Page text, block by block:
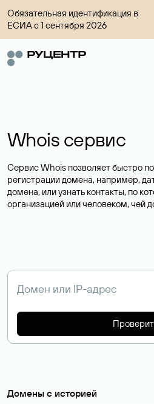
Обязательная идентификация в
ЕСИА с 1 сентября 2026
Whois сервис
Сервис Whois позволяет быстро
регистрации домена, например,
домена, или узнать контакты, по
организацией или человеком, чей
Домены с историей